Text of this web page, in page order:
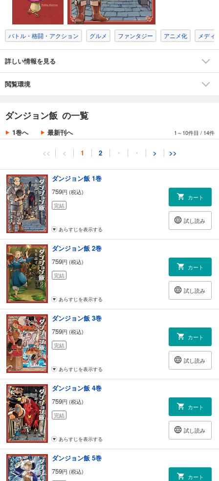
バトル・格闘・アクション グルメ ファンタジー アニメ化 メディ
詳しい情報を見る
閲覧環境
ダンジョン飯 の一覧
1巻へ 最新刊へ 1～10件目 / 14件
<< < 1 2 ・ ・ > >>
ダンジョン飯 1巻
759円 (税込)
完結
カート
試し読み
あらすじを表示する
ダンジョン飯 2巻
759円 (税込)
完結
カート
試し読み
あらすじを表示する
ダンジョン飯 3巻
759円 (税込)
完結
カート
試し読み
あらすじを表示する
ダンジョン飯 4巻
759円 (税込)
完結
カート
試し読み
あらすじを表示する
ダンジョン飯 5巻
759円 (税込)
カート